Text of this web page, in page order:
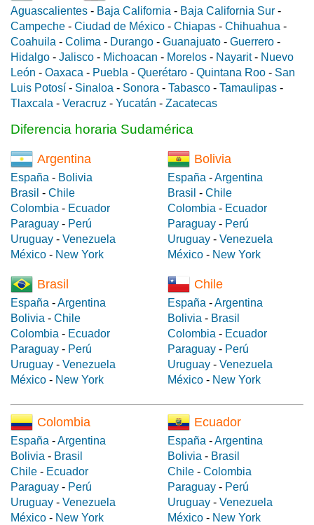
Aguascalientes - Baja California - Baja California Sur -
Campeche - Ciudad de México - Chiapas - Chihuahua -
Coahuila - Colima - Durango - Guanajuato - Guerrero -
Hidalgo - Jalisco - Michoacan - Morelos - Nayarit- Nuevo
León - Oaxaca - Puebla - Querétaro - Quintana Roo - San
Luis Potosí - Sinaloa - Sonora - Tabasco - Tamaulipas -
Tlaxcala - Veracruz - Yucatán - Zacatecas
Diferencia horaria Sudamérica
Argentina
España - Bolivia
Brasil - Chile
Colombia - Ecuador
Paraguay - Perú
Uruguay - Venezuela
México - New York
Bolivia
España -Argentina
Brasil - Chile
Colombia - Ecuador
Paraguay - Perú
Uruguay - Venezuela
México - New York
Brasil
España -Argentina
Bolivia - Chile
Colombia - Ecuador
Paraguay - Perú
Uruguay - Venezuela
México - New York
Chile
España -Argentina
Bolivia - Brasil
Colombia - Ecuador
Paraguay - Perú
Uruguay - Venezuela
México - New York
Colombia
España -Argentina
Bolivia - Brasil
Chile - Ecuador
Paraguay - Perú
Uruguay - Venezuela
México - New York
Ecuador
España -Argentina
Bolivia - Brasil
Chile - Colombia
Paraguay - Perú
Uruguay - Venezuela
México - New York